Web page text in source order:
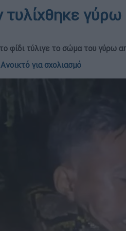
γύρω
φίδι τύλιγε το σώμα του γύρω
Ανοικτό για σχολιασμό